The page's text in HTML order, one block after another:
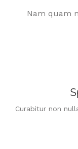
Nam quam
Curabitur non